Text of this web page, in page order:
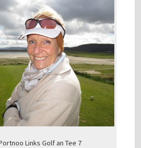
Links Golf an Tee 7